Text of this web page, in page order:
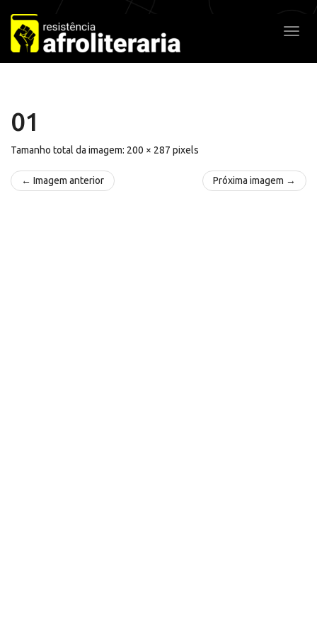
Pular
para
o
conteúdo
01
Tamanho total da imagem: 200 × 287 pixels
← Imagem anterior Próxima imagem →